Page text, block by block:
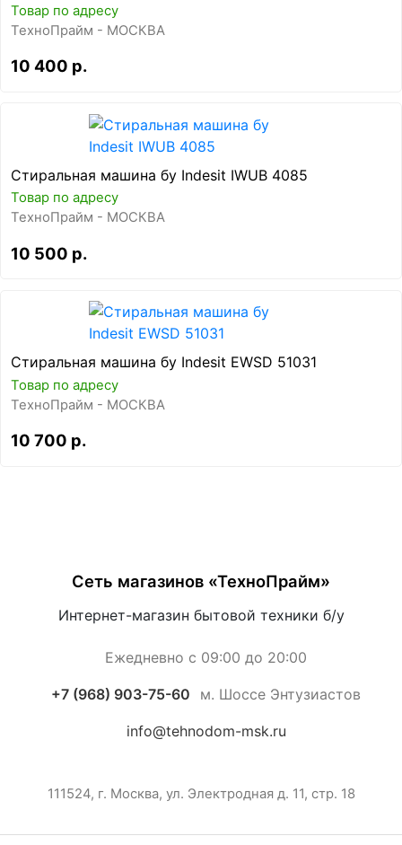
Товар по адресу
ТехноПрайм - МОСКВА
10 400 р.
Стиральная машина бу Indesit IWUB 4085
Товар по адресу
ТехноПрайм - МОСКВА
10 500 р.
Стиральная машина бу Indesit EWSD 51031
Товар по адресу
ТехноПрайм - МОСКВА
10 700 р.
Сеть магазинов «ТехноПрайм»
Интернет-магазин бытовой техники б/у
Ежедневно с 09:00 до 20:00
+7 (968) 903-75-60 м. Шоссе Энтузиастов
info@tehnodom-msk.ru
111524, г. Москва, ул. Электродная д. 11, стр. 18